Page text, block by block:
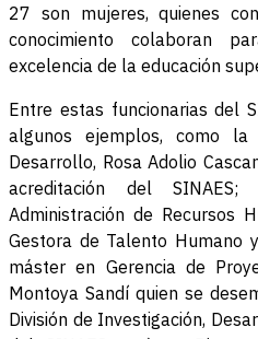
27 son mujeres, quienes
conocimiento colaboran
excelencia de la educación
Entre estas funcionarias del
algunos ejemplos, como
Desarrollo, Rosa Adolio
acreditación del
Administración de Recursos
Gestora de Talento Humano
máster en Gerencia de
Montoya Sandí quien se
División de Investigación,